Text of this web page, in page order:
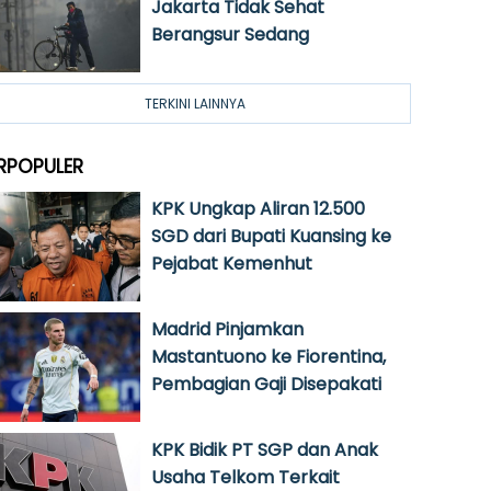
Jakarta Tidak Sehat
Berangsur Sedang
TERKINI LAINNYA
KPK Ungkap Aliran 12.500
SGD dari Bupati Kuansing ke
Pejabat Kemenhut
Madrid Pinjamkan
Mastantuono ke Fiorentina,
Pembagian Gaji Disepakati
KPK Bidik PT SGP dan Anak
Usaha Telkom Terkait